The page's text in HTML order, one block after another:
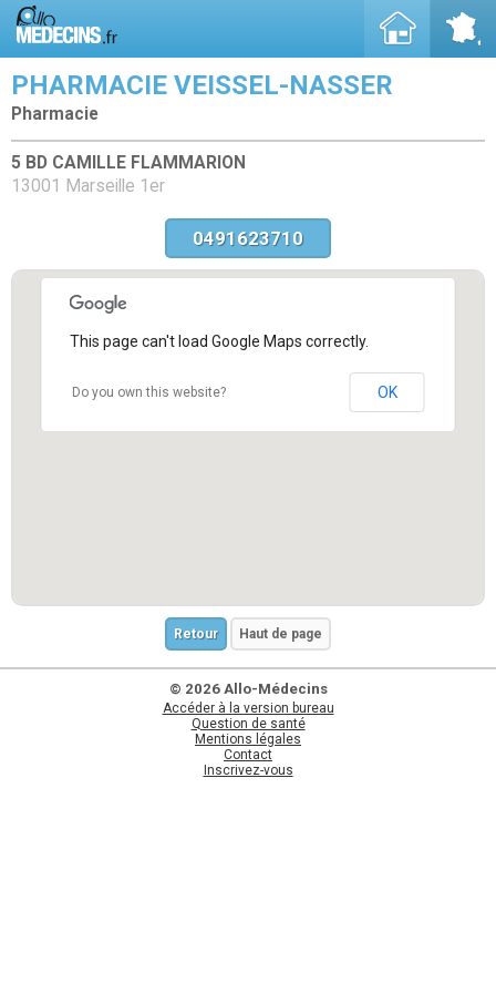
PHARMACIE VEISSEL-NASSER
Pharmacie
5 BD CAMILLE FLAMMARION
13001 Marseille 1er
0491623710
This page can't load Google Maps correctly.
Do you own this website? OK
Retour Haut de page
© 2026 Allo-Médecins
Accéder à la version bureau
Question de santé
Mentions légales
Contact
Inscrivez-vous